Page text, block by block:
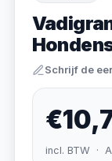
Schrijf de
incl. BTW ·